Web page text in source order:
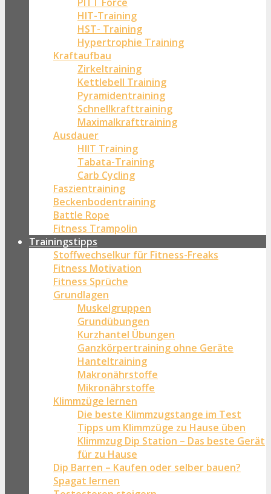
HIT-Training
HST- Training
Hypertrophie Training
Kraftaufbau
Zirkeltraining
Kettlebell Training
Pyramidentraining
Schnellkrafttraining
Maximalkrafttraining
Ausdauer
HIIT Training
Tabata-Training
Carb Cycling
Faszientraining
Beckenbodentraining
Battle Rope
Fitness Trampolin
Trainingstipps
Stoffwechselkur für Fitness-Freaks
Fitness Motivation
Fitness Sprüche
Grundlagen
Muskelgruppen
Grundübungen
Kurzhantel Übungen
Ganzkörpertraining ohne Geräte
Hanteltraining
Makronährstoffe
Mikronährstoffe
Klimmzüge lernen
Die beste Klimmzugstange im Test
Tipps um Klimmzüge zu Hause üben
Klimmzug Dip Station – Das beste Gerät
für zu Hause
Dip Barren – Kaufen oder selber bauen?
Spagat lernen